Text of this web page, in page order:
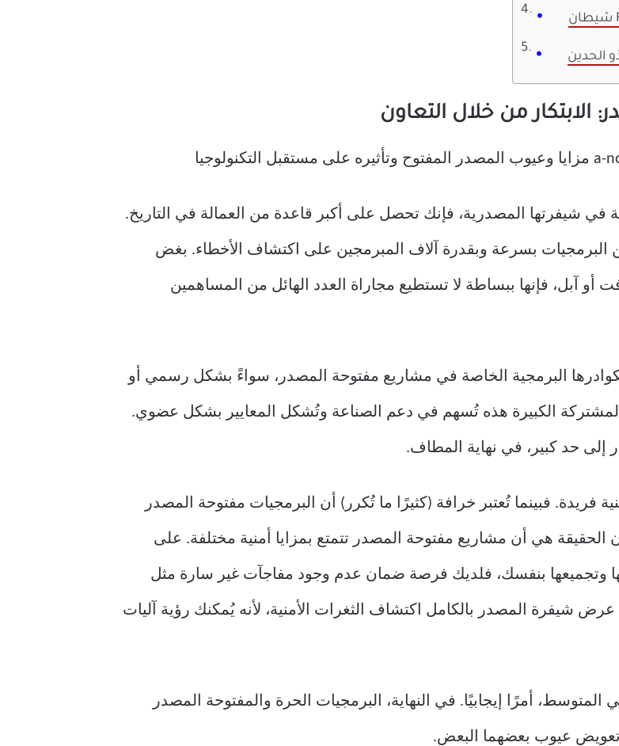
الحدين
الابتكار من خلال التعاون
شيفرتها المصدرية، فإنك تحصل على أكبر قاعدة من العمالة في التاريخ.
البرمجيات بسرعة وبقدرة آلاف المبرمجين على اكتشاف الأخطاء. بغض
آبل، فإنها ببساطة لا تستطيع مجاراة العدد الهائل من المساهمين
البرمجية الخاصة في مشاريع مفتوحة المصدر، سواءً بشكل رسمي أو
الكبيرة هذه تُسهم في دعم الصناعة وتُشكل المعايير بشكل عضوي.
إلى حد كبير، في نهاية المطاف.
فريدة. فبينما تُعتبر خرافة (كثيرًا ما تُكرر) أن البرمجيات مفتوحة المصدر
الحقيقة هي أن مشاريع مفتوحة المصدر تتمتع بمزايا أمنية مختلفة. على
وتجميعها بنفسك، فلديك فرصة ضمان عدم وجود مفاجآت غير سارة مثل
شيفرة المصدر بالكامل اكتشاف الثغرات الأمنية، لأنه يُمكنك رؤية آليات
أمرًا إيجابيًا. في النهاية، البرمجيات الحرة والمفتوحة المصدر
تعويض عيوب بعضهما البعض.